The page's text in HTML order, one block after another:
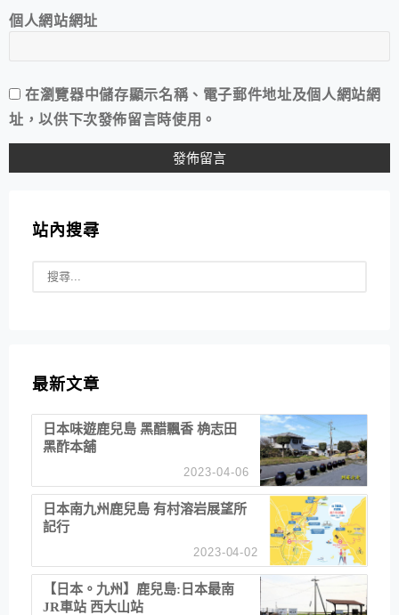
個人網站網址
在瀏覽器中儲存顯示名稱、電子郵件地址及個人網站網
址，以供下次發佈留言時使用。
站內搜尋
最新文章
日本味遊鹿兒島 黑醋飄香 桷志田
黑酢本舖
2023-04-06
日本南九州鹿兒島 有村溶岩展望所
記行
2023-04-02
【日本。九州】鹿兒島:日本最南
JR車站 西大山站